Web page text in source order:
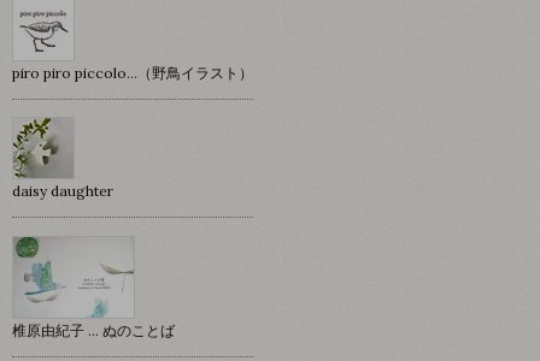
piro piro piccolo…（野鳥イラスト）
daisy daughter
椎原由紀子 ... ぬのことば